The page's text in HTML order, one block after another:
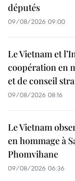
députés
09/08/2026 09:00
Le Vietnam et
coopération en
et de conseil
09/08/2026 08:16
Le Vietnam
en hommage à
Phomvihane
09/08/2026 06:36